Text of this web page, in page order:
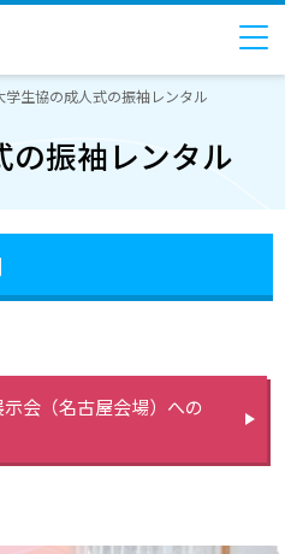
学生協の成人式の振袖レンタル
の振袖レンタル
会（名古屋会場）への